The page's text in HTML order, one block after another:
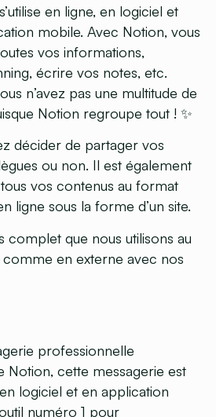
en ligne, en logiciel et
mobile. Avec Notion, vous
vos informations,
écrire vos notes, etc.
n’avez pas une multitude de
Notion regroupe tout ! ✨
décider de partager vos
ou non. Il est également
vos contenus au format
ligne sous la forme d’un site.
complet que nous utilisons au
en externe avec nos
professionnelle
Notion, cette messagerie est
logiciel et en application
numéro 1 pour